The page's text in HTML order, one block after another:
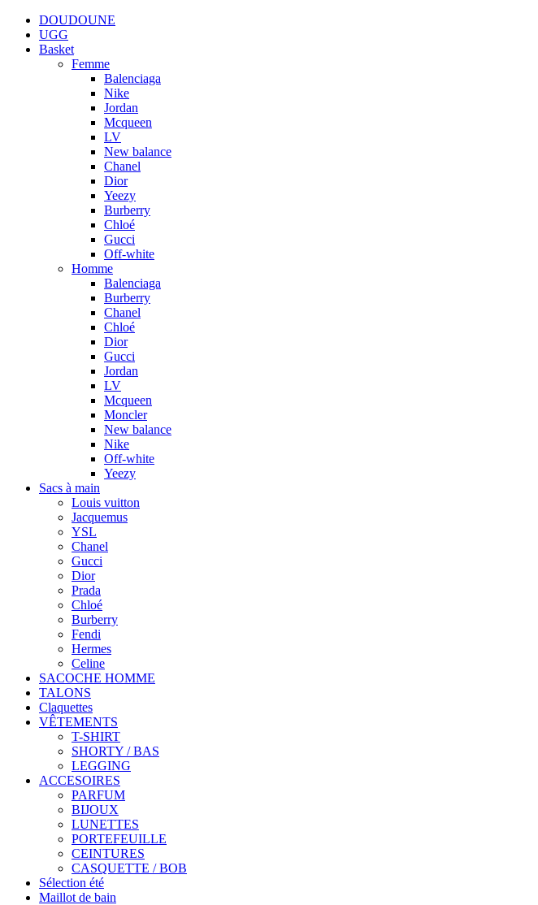
DOUDOUNE
UGG
Basket
Femme
Balenciaga
Nike
Jordan
Mcqueen
LV
New balance
Chanel
Dior
Yeezy
Burberry
Chloé
Gucci
Off-white
Homme
Balenciaga
Burberry
Chanel
Chloé
Dior
Gucci
Jordan
LV
Mcqueen
Moncler
New balance
Nike
Off-white
Yeezy
Sacs à main
Louis vuitton
Jacquemus
YSL
Chanel
Gucci
Dior
Prada
Chloé
Burberry
Fendi
Hermes
Celine
SACOCHE HOMME
TALONS
Claquettes
VÊTEMENTS
T-SHIRT
SHORTY / BAS
LEGGING
ACCESOIRES
PARFUM
BIJOUX
LUNETTES
PORTEFEUILLE
CEINTURES
CASQUETTE / BOB
Sélection été
Maillot de bain